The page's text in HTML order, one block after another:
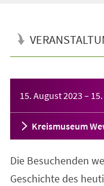
15. August 2023 –
Kreismuseum
Die Besuchenden
Geschichte des